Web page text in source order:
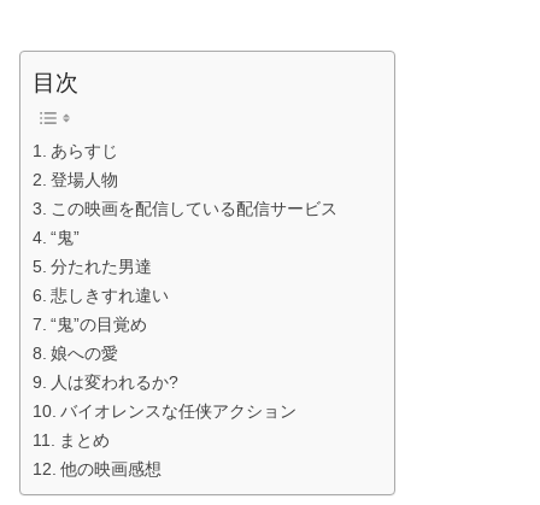
目次
あらすじ
登場人物
この映画を配信している配信サービス
“鬼”
分たれた男達
悲しきすれ違い
“鬼”の目覚め
娘への愛
人は変われるか?
バイオレンスな任侠アクション
まとめ
他の映画感想